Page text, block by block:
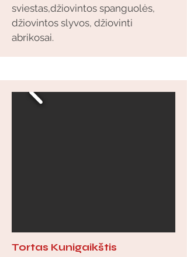
sviestas,džiovintos spanguolės,
džiovintos slyvos, džiovinti
abrikosai.
Tortas Kunigaikštis